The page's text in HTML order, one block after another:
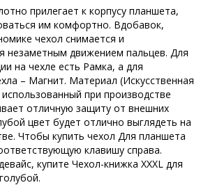
прилегает к корпусу планшета,
им комфортно. Вдобавок,
чехол снимается и
незаметным движением пальцев. Для
на чехле есть Рамка, а для
– Магнит. Материал (Искусственная
при производстве
отличную защиту от внешних
цвет будет отлично выглядеть на
Чтобы купить чехол Для планшета
клавишу справа.
купите Чехол-книжка XXXL для